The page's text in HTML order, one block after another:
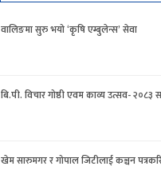
वालिङमा सुरु भयो ‘कृषि एम्बुलेन्स’ सेवा
बि.पी. विचार गोष्ठी एवम काव्य उत्सव- २०८३
खेम सारुमगर र गोपाल जिटीलाई कञ्चन